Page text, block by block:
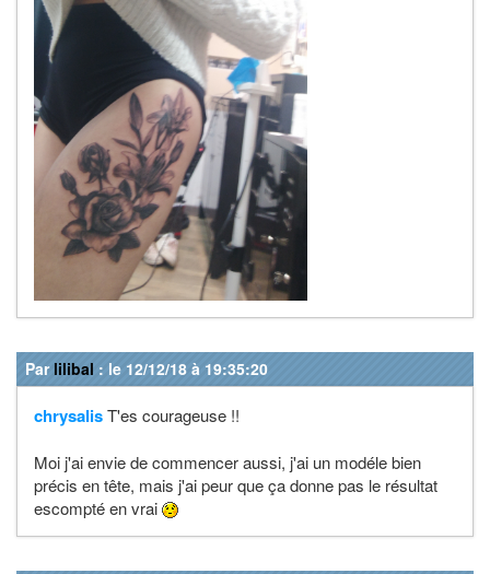
Par lilibal : le 12/12/18 à 19:35:20
chrysalisT'es courageuse !!
Moi j'ai envie de commencer aussi, j'ai un modéle bien
précis en tête, mais j'ai peur que ça donne pas le résultat
escompté en vrai